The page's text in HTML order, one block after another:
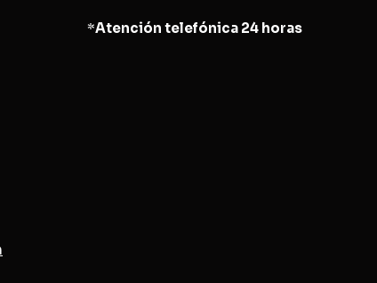
*Atención telefónica 24 horas